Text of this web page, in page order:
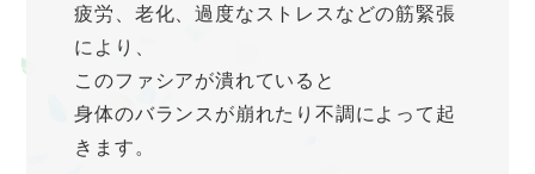
疲労、老化、過度なストレスなどの筋緊張
により、
このファシアが潰れていると
身体のバランスが崩れたり不調によって起
きます。